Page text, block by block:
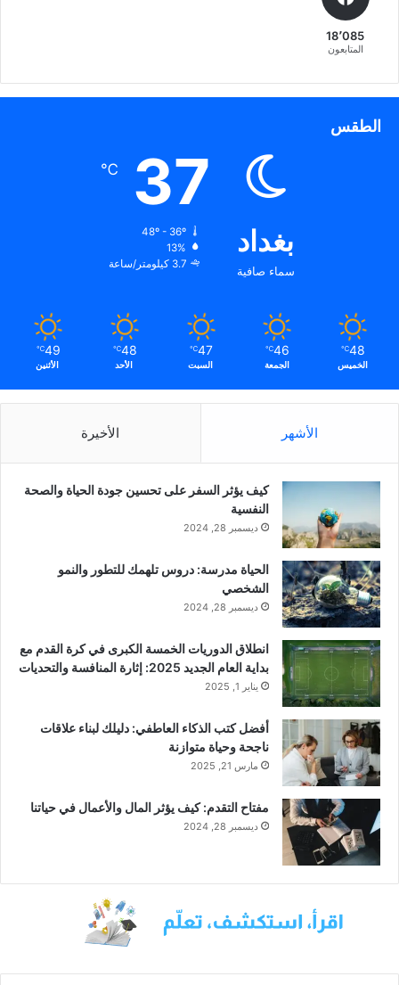
18٬085
المتابعون
الطقس
بغداد
سماء صافية
37
℃
48º - 36º
13%
3.7 كيلومتر/ساعة
48
℃
الخميس
46
℃
الجمعة
47
℃
السبت
48
℃
الأحد
49
℃
الأثنين
الأشهر الأخيرة
كيف يؤثر السفر على تحسين جودة الحياة والصحة
النفسية
ديسمبر 28, 2024
الحياة مدرسة: دروس تلهمك للتطور والنمو
الشخصي
ديسمبر 28, 2024
انطلاق الدوريات الخمسة الكبرى في كرة القدم مع
بداية العام الجديد 2025: إثارة المنافسة والتحديات
يناير 1, 2025
أفضل كتب الذكاء العاطفي: دليلك لبناء علاقات
ناجحة وحياة متوازنة
مارس 21, 2025
مفتاح التقدم: كيف يؤثر المال والأعمال في حياتنا
ديسمبر 28, 2024